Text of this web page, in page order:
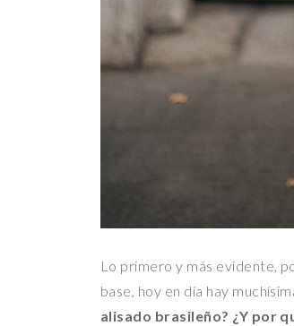
Lo primero y más evidente,
base, hoy en día hay
alisado brasileño? ¿Y por